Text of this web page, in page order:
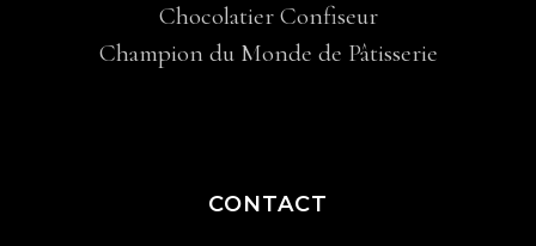
Chocolatier Confiseur
Champion du Monde de Pâtisserie
CONTACT